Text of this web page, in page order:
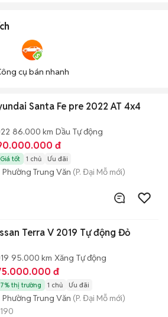
cụ bán nhanh
Santa Fe pre 2022 AT 4x4
86.000 km Dầu Tự động
đ
Giá tốt 1 chủ Ưu đãi
Phường Trung Văn (P. Đại Mỗ mới)
Terra V 2019 Tự động Đỏ
95.000 km Xăng Tự động
đ
7% thị trường 1 chủ Ưu đãi
Phường Trung Văn (P. Đại Mỗ mới)
190